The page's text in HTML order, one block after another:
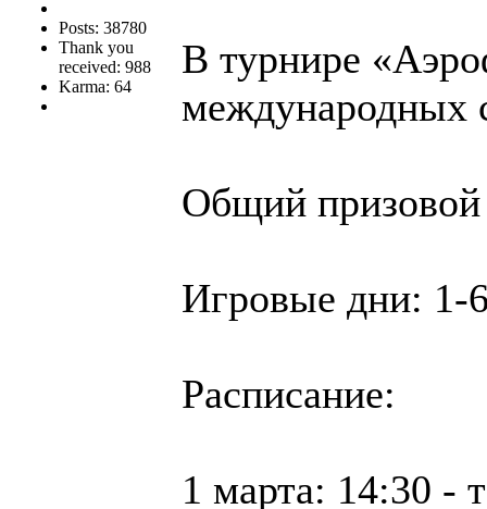
Posts: 38780
Thank you
received: 988
Karma: 64
В турнире
международных
Общий призовой
Игровые дни: 1-
Расписание:
1 марта: 14:30 -